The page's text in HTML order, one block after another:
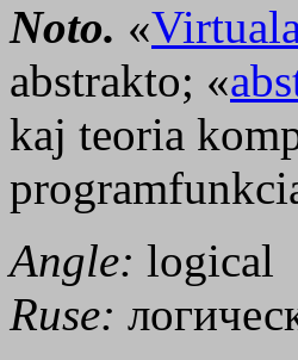
Noto. «
abstrakto; «
kaj teoria
Angle: logical
Ruse: